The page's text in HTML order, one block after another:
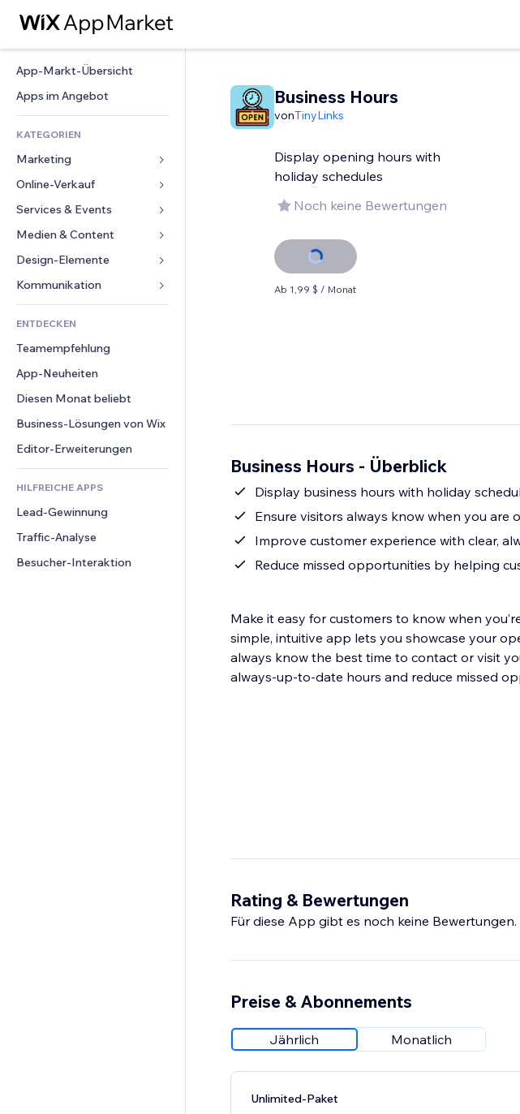
App-Markt-Übersicht
Apps im Angebot
KATEGORIEN
Marketing
Anzeigen
Mobil
Statistiken
Website-Einträge
E-Mail
Online-Verkauf
Apps für Shops
Versand & Lieferung
Verkaufen-Buttons
Buchhaltung
Gutscheine & Treuebonus
Lagerlösungen
Speisen & Getränke
Services & Events
Hotels
Events
Restaurants
Immobilien
Buchungen
Medien & Content
Galerie
Musik
Podcasts
Fotografie
Video
PDF
Dateifreigabe
News
Design-Elemente
Karten & Navigation
Datenschutz & Sicherheit
Uhr
Seiten-Vorlagen
Bildeffekte
Buttons & Menüs
Banner & Abzeichen
Taschenrechner
Suche
Wetter
Diagramme & Tabellen
Formulare
Umfragen
Chat
Kommentare
Telefon
Community
Bewertungen und Feedback
CRM
ENTDECKEN
Teamempfehlung
App-Neuheiten
Diesen Monat beliebt
Business-Lösungen von Wix
Editor-Erweiterungen
HILFREICHE APPS
Lead-Gewinnung
Traffic-Analyse
Besucher-Interaktion
Business Hours
vonTinyLinks
Display opening hours with
holiday schedules
Noch keine Bewertungen
Ab 1,99 $ / Monat
Business Hours - Überblick
Display business hours with holiday
Ensure visitors always know when you are
Improve customer experience with clear,
Reduce missed opportunities by helping
Make it easy for customers to know when
simple, intuitive app lets you showcase your
always know the best time to contact or visit
always-up-to-date hours and reduce missed
Rating & Bewertungen
Für diese App gibt es noch keine Bewertungen.
Preise & Abonnements
Jährlich Monatlich
Unlimited-Paket